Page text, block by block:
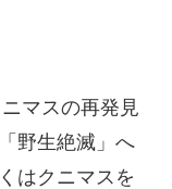
マスの再発見
野生絶滅」へ
はクニマスを